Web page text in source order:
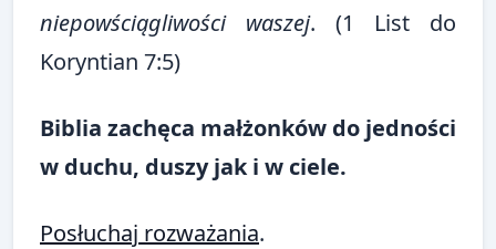
niepowściągliwości waszej. (1 List do
Koryntian 7:5)
Biblia zachęca małżonków do jedności
w duchu, duszy jak i w ciele.
Posłuchaj rozważania.